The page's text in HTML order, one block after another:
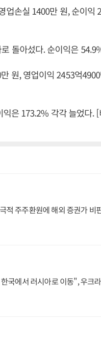
업손실 1400만 원, 순이익
돌아섰다. 순이익은
원, 영업이익 2453억
은 173.2% 각각 늘었다.
적 주주환원에 해외 증권가 비
국에서 러시아로 이동", 우크